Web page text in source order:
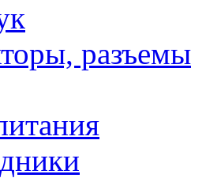
разъемы